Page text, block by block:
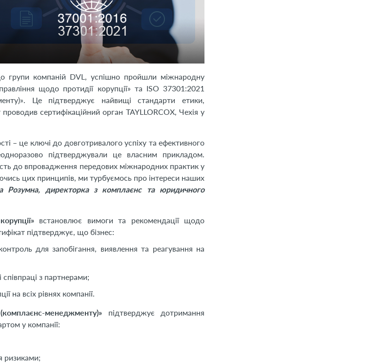
компаній DVL, успішно пройшли міжнародну
щодо протидії корупції» та ISO 37301:2021
Це підтверджує найвищі стандарти етики,
сертифікаційний орган TAYLLORCOX, Чехія у
– це ключі до довготривалого успіху та ефективного
підтверджували це власним прикладом.
до впровадження передових міжнародних практик у
цих принципів, ми турбуємось про інтереси наших
Розумна, директорка з комплаєнс та юридичного
встановлює вимоги та рекомендації щодо
підтверджує, що бізнес:
для запобігання, виявлення та реагування на
співпраці з партнерами;
на всіх рівнях компанії.
менеджменту)» підтверджує дотримання
у компанії:
ризиками;